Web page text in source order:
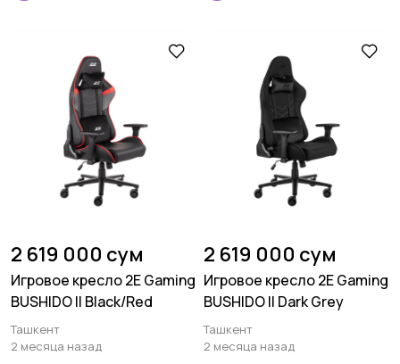
2 619 000 сум
Игровое кресло 2E Gaming
BUSHIDO II Black/Red
Ташкент
2 месяца назад
2 619 000 сум
Игровое кресло 2E Gaming
BUSHIDO II Dark Grey
Ташкент
2 месяца назад